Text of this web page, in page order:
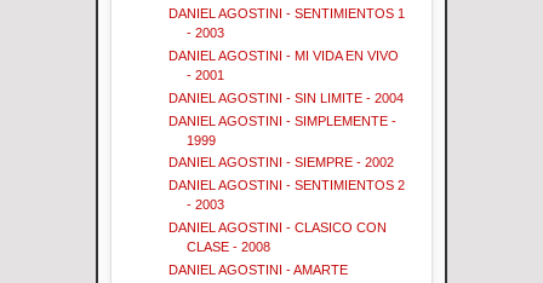
DANIEL AGOSTINI - SENTIMIENTOS 1
- 2003
DANIEL AGOSTINI - MI VIDA EN VIVO
- 2001
DANIEL AGOSTINI - SIN LIMITE - 2004
DANIEL AGOSTINI - SIMPLEMENTE -
1999
DANIEL AGOSTINI - SIEMPRE - 2002
DANIEL AGOSTINI - SENTIMIENTOS 2
- 2003
DANIEL AGOSTINI - CLASICO CON
CLASE - 2008
DANIEL AGOSTINI - AMARTE